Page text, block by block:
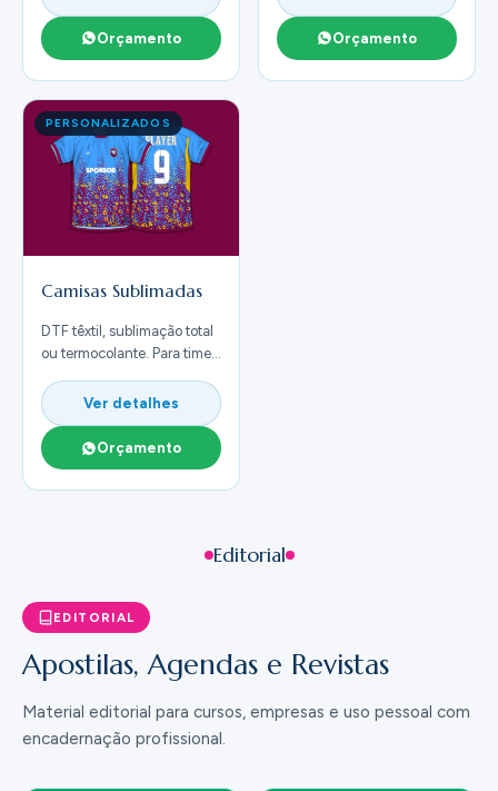
Orçamento Orçamento
PERSONALIZADOS
Camisas Sublimadas
DTF têxtil, sublimação total
ou termocolante. Para times,
Ver detalhes
Orçamento
Editorial
EDITORIAL
Apostilas, Agendas e Revistas
Material editorial para cursos, empresas e uso pessoal com
encadernação profissional.